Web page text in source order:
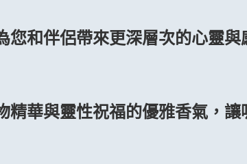
和伴侶帶來更深層次的心靈
華與靈性祝福的優雅香氣，